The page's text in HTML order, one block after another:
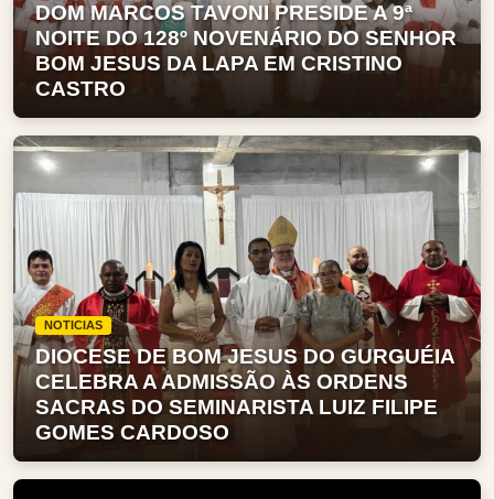
DOM MARCOS TAVONI PRESIDE A 9ª
NOITE DO 128º NOVENÁRIO DO SENHOR
BOM JESUS DA LAPA EM CRISTINO
CASTRO
NOTICIAS
DIOCESE DE BOM JESUS DO GURGUÉIA
CELEBRA A ADMISSÃO ÀS ORDENS
SACRAS DO SEMINARISTA LUIZ FILIPE
GOMES CARDOSO